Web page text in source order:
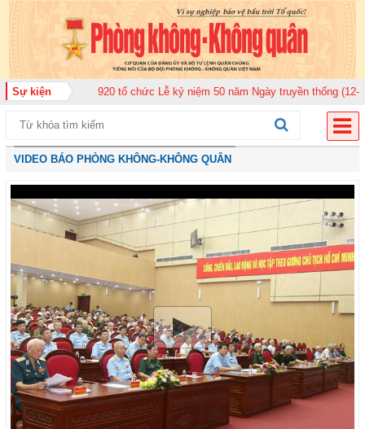
Sự kiện
quân 920 tổ chức Lễ kỷ niệm 50 năm Ngày truyền thống (12-11-1975/12-11-
VIDEO BÁO PHÒNG KHÔNG-KHÔNG QUÂN